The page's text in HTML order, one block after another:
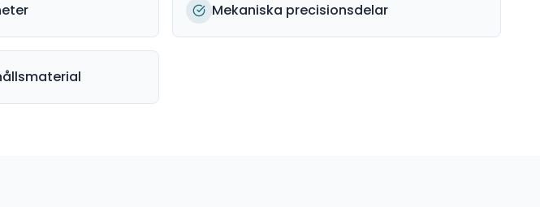
Mekaniska precisionsdelar